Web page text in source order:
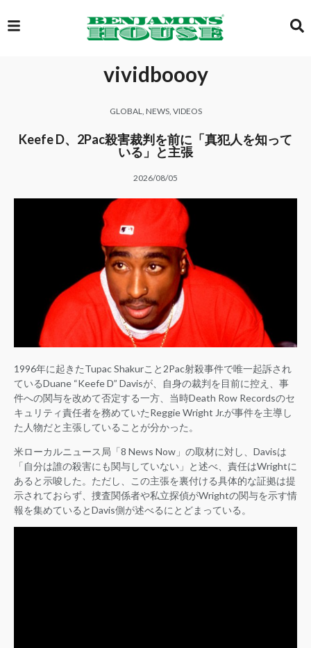
EXCLUSIVE
GLOBAL
GALLERY
LOGIN
vividboooy
GLOBAL NEWS, VIDEOS
Keefe D、2Pac殺害裁判を前に「真犯人を知って
いる」と主張
2026/08/05
1996年に起きたTupac Shakurこと2Pac射殺事件で唯一起訴され
ているDuane “Keefe D” Davisが、自身の裁判を目前に控え、事
件への関与を改めて否定する一方、当時Death Row Recordsのセ
キュリティ責任者を務めていたReggie Wright Jr.が事件を主導し
た人物だと主張していることが分かった。
米ローカルニュース局「8 News Now」の取材に対し、Davisは
「自分は誰の殺害にも関与していない」と述べ、責任はWrightに
あると示唆した。ただし、この主張を裏付ける具体的な証拠は提
示されておらず、捜査関係者や私立探偵がWrightの関与を示す情
報を集めているとDavis側が述べるにとどまっている。